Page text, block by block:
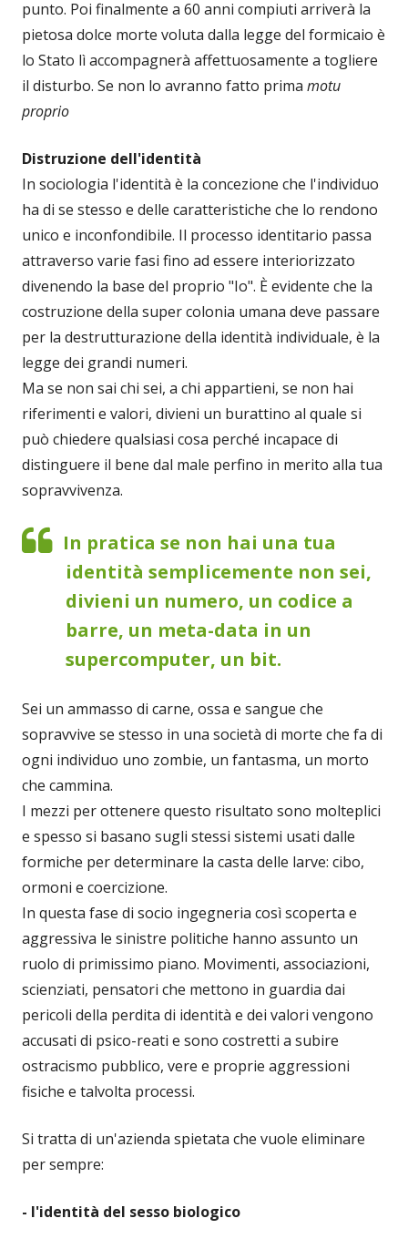
punto. Poi finalmente a 60 anni compiuti arriverà la
pietosa dolce morte voluta dalla legge del formicaio è
lo Stato lì accompagnerà affettuosamente a togliere
il disturbo. Se non lo avranno fatto prima motu
proprio
Distruzione dell'identità
In sociologia l'identità è la concezione che l'individuo
ha di se stesso e delle caratteristiche che lo rendono
unico e inconfondibile. Il processo identitario passa
attraverso varie fasi fino ad essere interiorizzato
divenendo la base del proprio "Io". È evidente che la
costruzione della super colonia umana deve passare
per la destrutturazione della identità individuale, è la
legge dei grandi numeri.
Ma se non sai chi sei, a chi appartieni, se non hai
riferimenti e valori, divieni un burattino al quale si
può chiedere qualsiasi cosa perché incapace di
distinguere il bene dal male perfino in merito alla tua
sopravvivenza.
In pratica se non hai una tua
identità semplicemente non sei,
divieni un numero, un codice a
barre, un meta-data in un
supercomputer, un bit.
Sei un ammasso di carne, ossa e sangue che
sopravvive se stesso in una società di morte che fa di
ogni individuo uno zombie, un fantasma, un morto
che cammina.
I mezzi per ottenere questo risultato sono molteplici
e spesso si basano sugli stessi sistemi usati dalle
formiche per determinare la casta delle larve: cibo,
ormoni e coercizione.
In questa fase di socio ingegneria così scoperta e
aggressiva le sinistre politiche hanno assunto un
ruolo di primissimo piano. Movimenti, associazioni,
scienziati, pensatori che mettono in guardia dai
pericoli della perdita di identità e dei valori vengono
accusati di psico-reati e sono costretti a subire
ostracismo pubblico, vere e proprie aggressioni
fisiche e talvolta processi.
Si tratta di un'azienda spietata che vuole eliminare
per sempre:
- l'identità del sesso biologico